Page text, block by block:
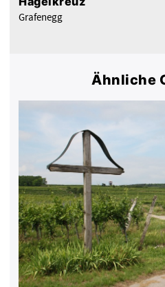
Grafenegg
Ähnliche